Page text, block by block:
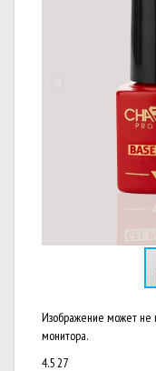
Изображение может не
монитора.
4.527